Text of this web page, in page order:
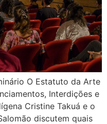
O Estatuto da Arte
Interdições e
Cristine Takuá e o
discutem quais